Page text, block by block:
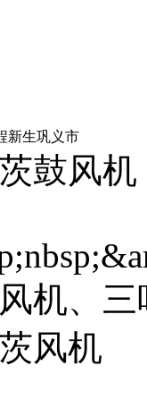
新生巩义市
鼓风机
机、
风机